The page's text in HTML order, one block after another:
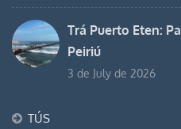
Trá Puerto Eten:
Peiriú
3 de July de 2026
TÚS